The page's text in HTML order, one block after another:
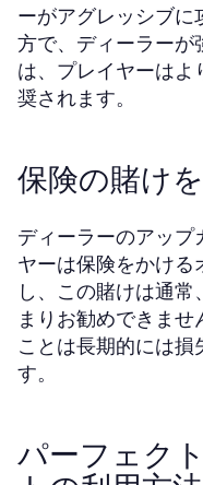
ーがアグレッシブ
方で、ディーラーが
は、プレイヤーは
奨されます。
保険の賭け
ディーラーのアップ
ヤーは保険をかけ
し、この賭けは通
まりお勧めできま
ことは長期的には損
す。
パーフェク